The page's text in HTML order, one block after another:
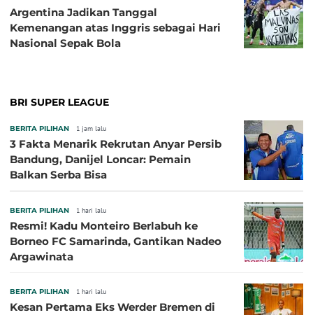
Argentina Jadikan Tanggal
Kemenangan atas Inggris sebagai Hari
Nasional Sepak Bola
BRI SUPER LEAGUE
BERITA PILIHAN 1 jam lalu
3 Fakta Menarik Rekrutan Anyar Persib
Bandung, Danijel Loncar: Pemain
Balkan Serba Bisa
BERITA PILIHAN 1 hari lalu
Resmi! Kadu Monteiro Berlabuh ke
Borneo FC Samarinda, Gantikan Nadeo
Argawinata
BERITA PILIHAN 1 hari lalu
Kesan Pertama Eks Werder Bremen di